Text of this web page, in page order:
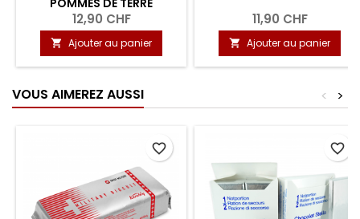
POMMES DE TERRE
12,90 CHF
 Ajouter au panier
11,90 CHF
 Ajouter au panier
VOUS AIMEREZ AUSSI >
<
favorite_border favorite_border